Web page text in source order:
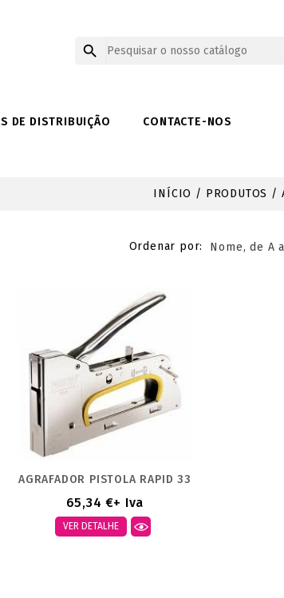

DE DISTRIBUIÇÃO CONTACTE-NOS
INÍCIO PRODUTOS
Ordenar por: Nome, de A
AGRAFADOR PISTOLA RAPID 33
65,34 €+ Iva
VER DETALHE